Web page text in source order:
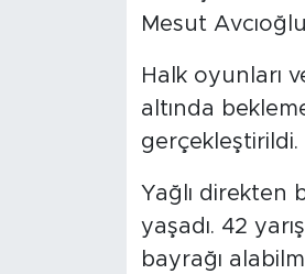
Mesut
Halk oyunları
altında
gerçekleştirildi.
Yağlı direkten
yaşadı. 42
bayrağı